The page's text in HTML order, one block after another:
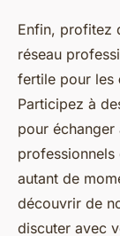
Enfin, profitez
réseau
fertile pour les
Participez à
pour échanger
professionnels
autant de
découvrir de
discuter avec